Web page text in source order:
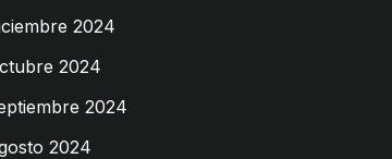
2024
2024
2024
2024